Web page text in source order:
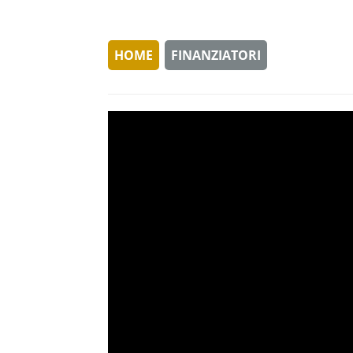
HOME FINANZIATORI